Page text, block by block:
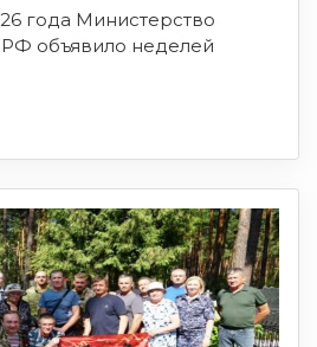
года Министерство
объявило неделей